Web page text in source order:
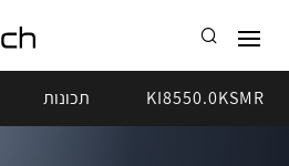
KI8550.0KSMR תכונות